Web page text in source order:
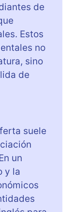
de
Estos
no
sino
de
suele
un
y la